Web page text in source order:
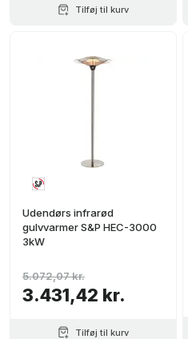
Tilføj til kurv
Udendørs infrarød
gulvvarmer S&P HEC-3000
3kW
3.431,42 kr.
5.072,07 kr.
Tilføj til kurv